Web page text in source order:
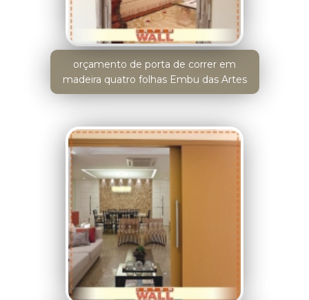
orçamento de porta de correr em
madeira quatro folhas Embu das Artes